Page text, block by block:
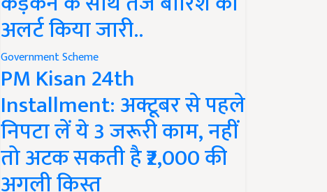
अलर्ट किया जारी..
Government Scheme
PM Kisan 24th
Installment: अक्टूबर से पहले
निपटा लें ये 3 जरूरी काम, नहीं
तो अटक सकती है ₹2,000 की